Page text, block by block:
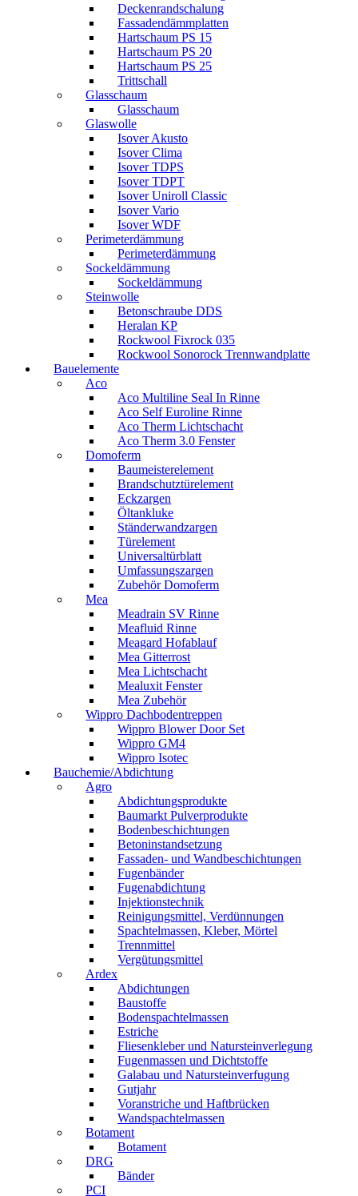
Deckenrandschalung
Fassadendämmplatten
Hartschaum PS 15
Hartschaum PS 20
Hartschaum PS 25
Trittschall
Glasschaum
Glasschaum
Glaswolle
Isover Akusto
Isover Clima
Isover TDPS
Isover TDPT
Isover Uniroll Classic
Isover Vario
Isover WDF
Perimeterdämmung
Perimeterdämmung
Sockeldämmung
Sockeldämmung
Steinwolle
Betonschraube DDS
Heralan KP
Rockwool Fixrock 035
Rockwool Sonorock Trennwandplatte
Bauelemente
Aco
Aco Multiline Seal In Rinne
Aco Self Euroline Rinne
Aco Therm Lichtschacht
Aco Therm 3.0 Fenster
Domoferm
Baumeisterelement
Brandschutztürelement
Eckzargen
Öltankluke
Ständerwandzargen
Türelement
Universaltürblatt
Umfassungszargen
Zubehör Domoferm
Mea
Meadrain SV Rinne
Meafluid Rinne
Meagard Hofablauf
Mea Gitterrost
Mea Lichtschacht
Mealuxit Fenster
Mea Zubehör
Wippro Dachbodentreppen
Wippro Blower Door Set
Wippro GM4
Wippro Isotec
Bauchemie/Abdichtung
Agro
Abdichtungsprodukte
Baumarkt Pulverprodukte
Bodenbeschichtungen
Betoninstandsetzung
Fassaden- und Wandbeschichtungen
Fugenbänder
Fugenabdichtung
Injektionstechnik
Reinigungsmittel, Verdünnungen
Spachtelmassen, Kleber, Mörtel
Trennmittel
Vergütungsmittel
Ardex
Abdichtungen
Baustoffe
Bodenspachtelmassen
Estriche
Fliesenkleber und Natursteinverlegung
Fugenmassen und Dichtstoffe
Galabau und Natursteinverfugung
Gutjahr
Voranstriche und Haftbrücken
Wandspachtelmassen
Botament
Botament
DRG
Bänder
PCI